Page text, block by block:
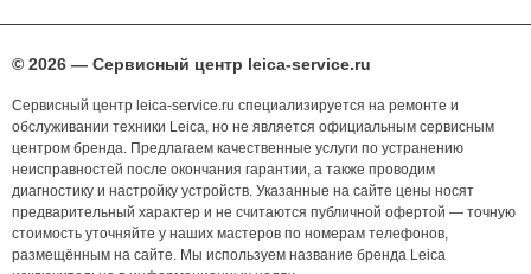
© 2026 — Сервисный центр leica-service.ru
Сервисный центр leica-service.ru специализируется на ремонте и
обслуживании техники Leica, но не является официальным сервисным
центром бренда. Предлагаем качественные услуги по устранению
неисправностей после окончания гарантии, а также проводим
диагностику и настройку устройств. Указанные на сайте цены носят
предварительный характер и не считаются публичной офертой — точную
стоимость уточняйте у наших мастеров по номерам телефонов,
размещённым на сайте. Мы используем название бренда Leica